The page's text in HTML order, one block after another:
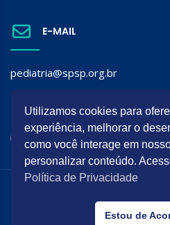
E-MAIL
pediatria@spsp.org.br
SIGA A SPSP:
Todos os direitos reservados.
conteúdo desta página
Utilizamos cookies para
experiência, melhorar o
como você interage em
personalizar conteúdo.
Política de Privacidade
Estou de